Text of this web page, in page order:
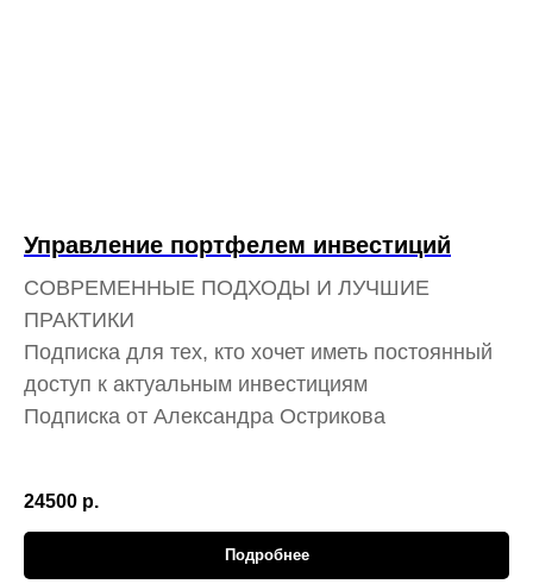
Управление портфелем инвестиций
СОВРЕМЕННЫЕ ПОДХОДЫ И ЛУЧШИЕ
ПРАКТИКИ
Подписка для тех, кто хочет иметь постоянный
доступ к актуальным инвестициям
Подписка от Александра Острикова
24500 р.
Подробнее